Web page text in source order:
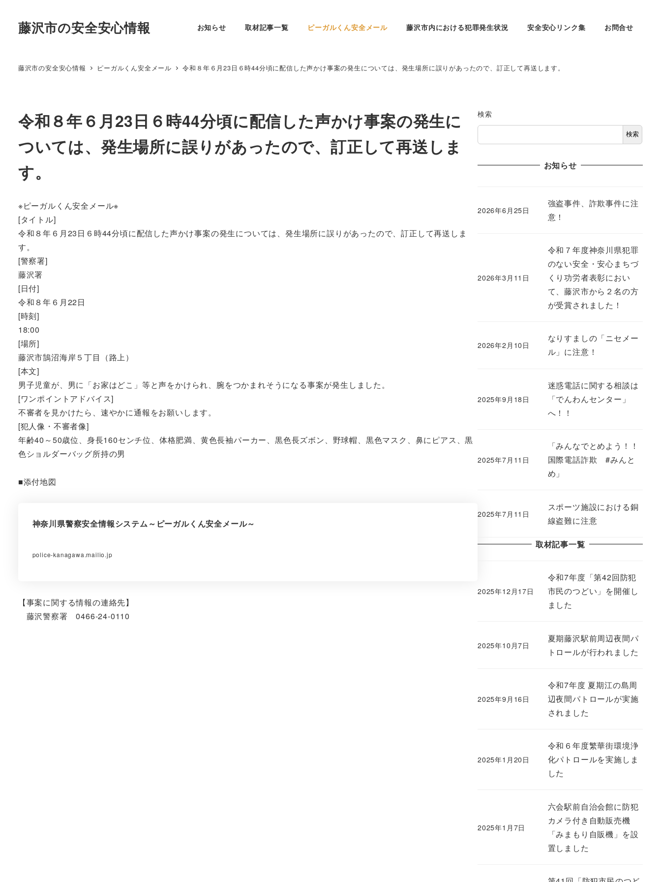
藤沢市の安全安心情報 お知らせ 取材記事一覧 ピーガルくん安全メール 藤沢市内における犯罪発生状況 安全安心リンク集 お問合せ
藤沢市の安全安心情報 ピーガルくん安全メール 令和８年６月23日６時44分頃に配信した声かけ事案の発生については、発生場所に誤りがあったので、訂正して再送します。
令和８年６月23日６時44分頃に配信した声かけ事案の発生に
ついては、発生場所に誤りがあったので、訂正して再送しま
す。
※ピーガルくん安全メール※
[タイトル]
令和８年６月23日６時44分頃に配信した声かけ事案の発生については、発生場所に誤りがあったので、訂正して再送しま
す。
[警察署]
藤沢署
[日付]
令和８年６月22日
[時刻]
18:00
[場所]
藤沢市鵠沼海岸５丁目（路上）
[本文]
男子児童が、男に「お家はどこ」等と声をかけられ、腕をつかまれそうになる事案が発生しました。
[ワンポイントアドバイス]
不審者を見かけたら、速やかに通報をお願いします。
[犯人像・不審者像]
年齢40～50歳位、身長160センチ位、体格肥満、黄色長袖パーカー、黒色長ズボン、野球帽、黒色マスク、鼻にピアス、黒
色ショルダーバッグ所持の男
■添付地図
神奈川県警察安全情報システム～ピーガルくん安全メール～
police-kanagawa.mailio.jp
【事案に関する情報の連絡先】
藤沢警察署 0466-24-0110
検索
検索
お知らせ
強盗事件、詐欺事件に注
意！
2026年6月25日
令和７年度神奈川県犯罪
のない安全・安心まちづ
くり功労者表彰におい
て、藤沢市から２名の方
が受賞されました！
2026年3月11日
なりすましの「ニセメー
ル」に注意！
2026年2月10日
迷惑電話に関する相談は
「でんわんセンター」
へ！！
2025年9月18日
「みんなでとめよう！！
国際電話詐欺 #みんと
め」
2025年7月11日
スポーツ施設における銅
線盗難に注意
2025年7月11日
取材記事一覧
令和7年度「第42回防犯
市民のつどい」を開催し
ました
2025年12月17日
夏期藤沢駅前周辺夜間パ
トロールが行われました
2025年10月7日
令和7年度 夏期江の島周
辺夜間パトロールが実施
されました
2025年9月16日
令和６年度繁華街環境浄
化パトロールを実施しま
した
2025年1月20日
六会駅前自治会館に防犯
カメラ付き自動販売機
「みまもり自販機」を設
置しました
2025年1月7日